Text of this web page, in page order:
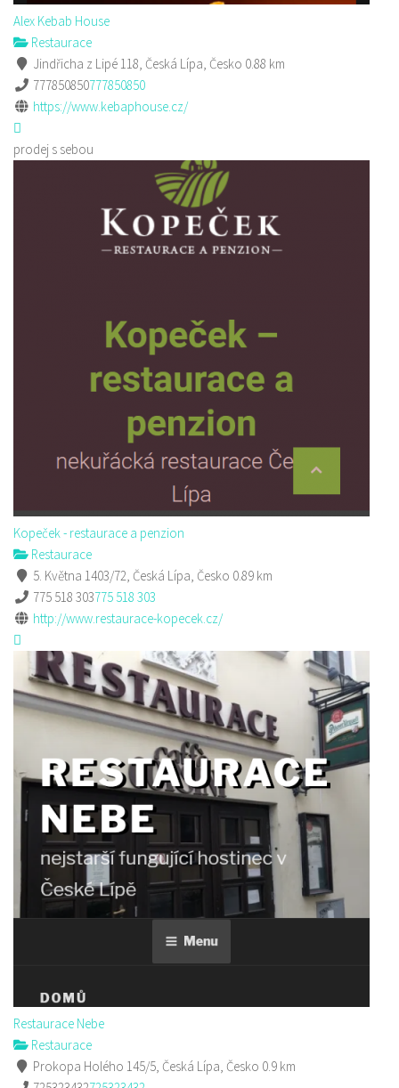
Alex Kebab House
Restaurace
Jindřicha z Lipé 118, Česká Lípa, Česko 0.88 km
777850850777850850
https://www.kebaphouse.cz/
prodej s sebou
Kopeček - restaurace a penzion
Restaurace
5. Května 1403/72, Česká Lípa, Česko 0.89 km
775 518 303775 518 303
http://www.restaurace-kopecek.cz/
Restaurace Nebe
Restaurace
Prokopa Holého 145/5, Česká Lípa, Česko 0.9 km